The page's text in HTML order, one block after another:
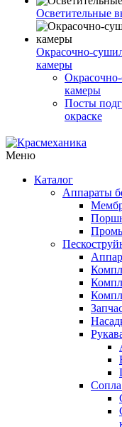
Осветительные
Окрасочно-
камеры
камеры
Посты
окраске
Меню
Каталог
Аппараты
Сопла